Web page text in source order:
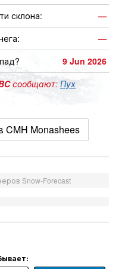
склона:
—
—
9 Jun 2026
сообщают: Пух
CMH Monashees
Snow-Forecast